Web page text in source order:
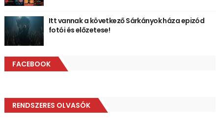
Itt vannak a következő Sárkányok háza epizód
fotói és előzetese!
FACEBOOK
RENDSZERES OLVASÓK